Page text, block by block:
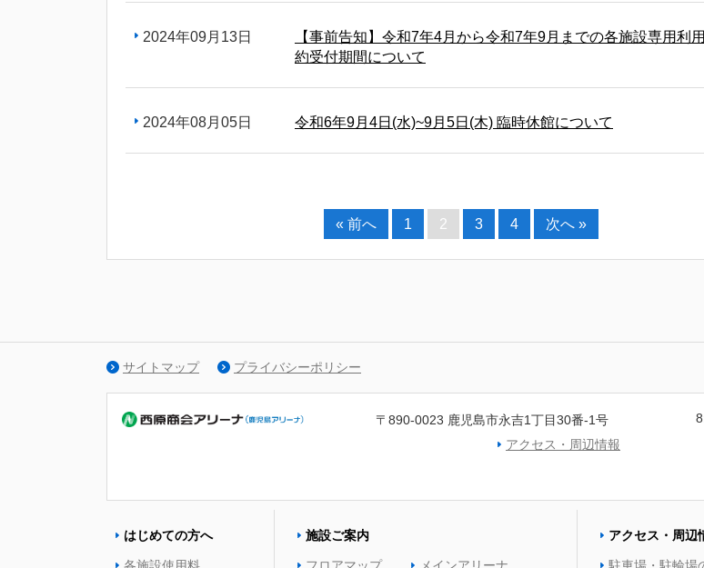
2024年09月13日
【事前告知】令和7年4月から令和7年9月までの各施設専用利
約受付期間について
2024年08月05日 令和6年9月4日(水)~9月5日(木) 臨時休館について
« 前へ 1 2 3 4 次へ »
サイトマップ プライバシーポリシー
〒890-0023 鹿児島市永吉1丁目30番-1号
アクセス・周辺情報
はじめての方へ 施設ご案内 アクセス・周辺